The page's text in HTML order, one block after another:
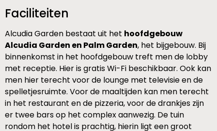
Faciliteiten
Alcudia Garden bestaat uit het hoofdgebouw
Alcudia Garden en Palm Garden, het bijgebouw. Bij
binnenkomst in het hoofdgebouw treft men de lobby
met receptie. Hier is gratis Wi-Fi beschikbaar. Ook kan
men hier terecht voor de lounge met televisie en de
spelletjesruimte. Voor de maaltijden kan men terecht
in het restaurant en de pizzeria, voor de drankjes zijn
er twee bars op het complex aanwezig. De tuin
rondom het hotel is prachtig, hierin ligt een groot